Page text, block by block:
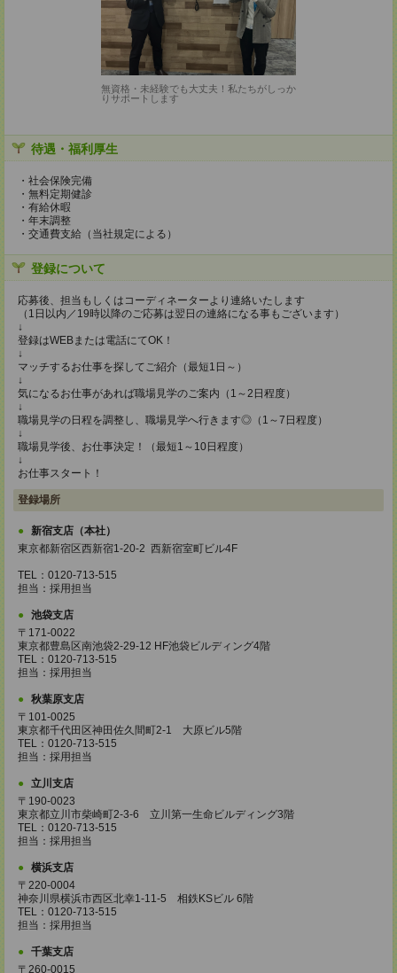
無資格・未経験でも大丈夫！私たちがしっか
りサポートします
待遇・福利厚生
・社会保険完備
・無料定期健診
・有給休暇
・年末調整
・交通費支給（当社規定による）
登録について
応募後、担当もしくはコーディネーターより連絡いたします
（1日以内／19時以降のご応募は翌日の連絡になる事もございます）
↓
登録はWEBまたは電話にてOK！
↓
マッチするお仕事を探してご紹介（最短1日～）
↓
気になるお仕事があれば職場見学のご案内（1～2日程度）
↓
職場見学の日程を調整し、職場見学へ行きます◎（1～7日程度）
↓
職場見学後、お仕事決定！（最短1～10日程度）
↓
お仕事スタート！
登録場所
新宿支店（本社）
東京都新宿区西新宿1-20-2 西新宿室町ビル4F
TEL：0120-713-515
担当：採用担当
池袋支店
〒171-0022
東京都豊島区南池袋2-29-12 HF池袋ビルディング4階
TEL：0120-713-515
担当：採用担当
秋葉原支店
〒101-0025
東京都千代田区神田佐久間町2-1 大原ビル5階
TEL：0120-713-515
担当：採用担当
立川支店
〒190-0023
東京都立川市柴崎町2-3-6 立川第一生命ビルディング3階
TEL：0120-713-515
担当：採用担当
横浜支店
〒220-0004
神奈川県横浜市西区北幸1-11-5 相鉄KSビル 6階
TEL：0120-713-515
担当：採用担当
千葉支店
〒260-0015